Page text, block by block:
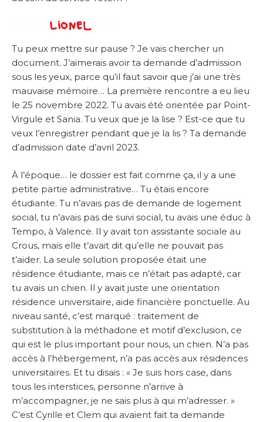
Tu peux mettre sur pause ? Je vais chercher un
document. J’aimerais avoir ta demande d’admission
sous les yeux, parce qu’il faut savoir que j’ai une très
mauvaise mémoire… La première rencontre a eu lieu
le 25 novembre 2022. Tu avais été orientée par Point-
Virgule et Sania. Tu veux que je la lise ? Est-ce que tu
veux l’enregistrer pendant que je la lis ? Ta demande
d’admission date d’avril 2023.
À l’époque… le dossier est fait comme ça, il y a une
petite partie administrative… Tu étais encore
étudiante. Tu n’avais pas de demande de logement
social, tu n’avais pas de suivi social, tu avais une éduc à
Tempo, à Valence. Il y avait ton assistante sociale au
Crous, mais elle t’avait dit qu’elle ne pouvait pas
t’aider. La seule solution proposée était une
résidence étudiante, mais ce n’était pas adapté, car
tu avais un chien. Il y avait juste une orientation
résidence universitaire, aide financière ponctuelle. Au
niveau santé, c’est marqué : traitement de
substitution à la méthadone et motif d’exclusion, ce
qui est le plus important pour nous, un chien. N’a pas
accès à l’hébergement, n’a pas accès aux résidences
universitaires. Et tu disais : « Je suis hors case, dans
tous les interstices, personne n’arrive à
m’accompagner, je ne sais plus à qui m’adresser. »
C’est Cyrille et Clem qui avaient fait ta demande